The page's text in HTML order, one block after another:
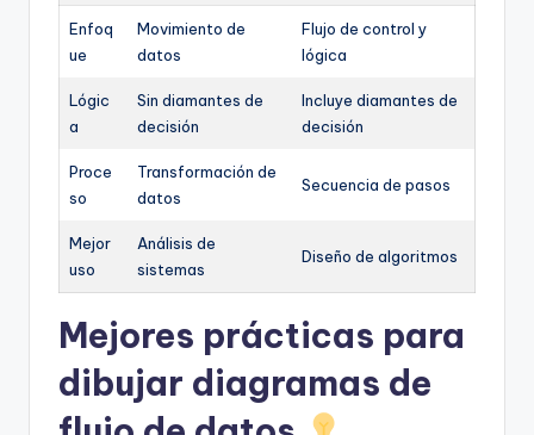
Enfoq
ue
Movimiento de
datos
Flujo de control y
lógica
Lógic
a
Sin diamantes de
decisión
Incluye diamantes de
decisión
Proce
so
Transformación de
datos
Secuencia de pasos
Mejor
uso
Análisis de
sistemas
Diseño de algoritmos
Mejores prácticas para
dibujar diagramas de